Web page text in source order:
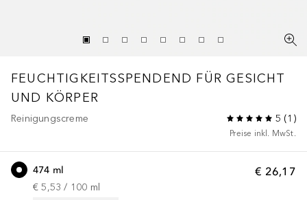
FEUCHTIGKEITSSPENDEND FÜR GESICHT
UND KÖRPER
Reinigungscreme 5 (1 )
Preise inkl. MwSt.
€ 26,17
474 ml
€ 5,53 / 100 ml